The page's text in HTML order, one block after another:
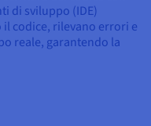
di sviluppo (IDE)
codice, rilevano errori e
reale, garantendo la